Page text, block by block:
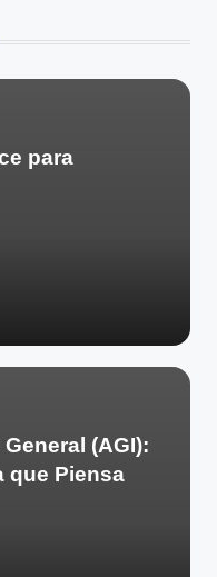
para
(AGI):
que Piensa